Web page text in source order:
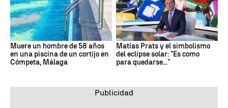
Muere un hombre de 58 años
en una piscina de un cortijo en
Cómpeta, Málaga
Matías Prats y el simbolismo
del eclipse solar: "Es como
para quedarse..."